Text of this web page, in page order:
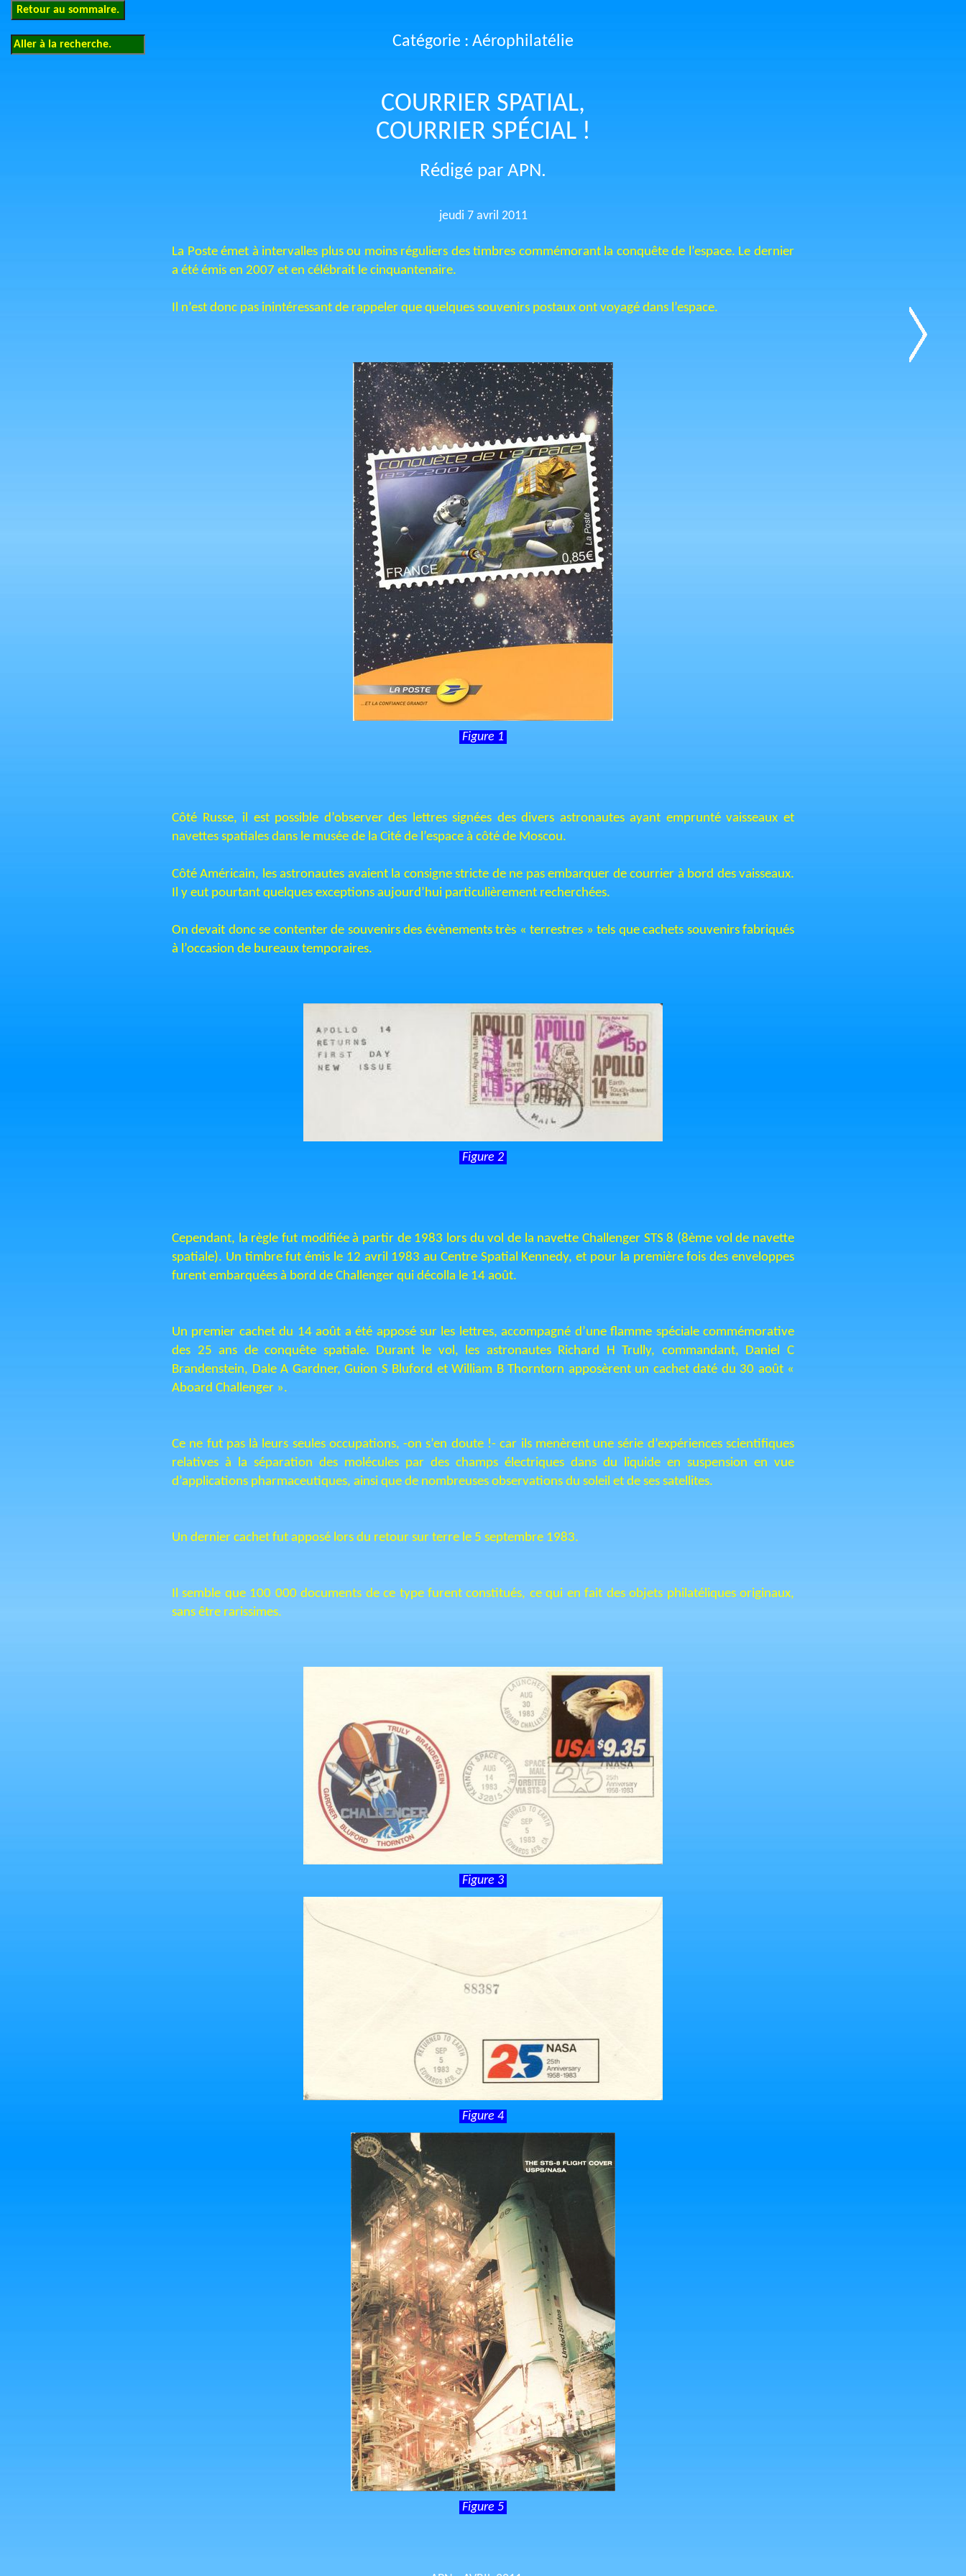
Catégorie : Aérophilatélie
COURRIER SPATIAL,
COURRIER SPÉCIAL !
Rédigé par APN.
jeudi 7 avril 2011
La Poste émet à intervalles plus ou moins réguliers des timbres commémorant la conquête de l’espace. Le dernier
a été émis en 2007 et en célébrait le cinquantenaire.
Il n’est donc pas inintéressant de rappeler que quelques souvenirs postaux ont voyagé dans l’espace.
Figure 1
Côté Russe, il est possible d’observer des lettres signées des divers astronautes ayant emprunté vaisseaux et
navettes spatiales dans le musée de la Cité de l’espace à côté de Moscou.
Côté Américain, les astronautes avaient la consigne stricte de ne pas embarquer de courrier à bord des vaisseaux.
Il y eut pourtant quelques exceptions aujourd’hui particulièrement recherchées.
On devait donc se contenter de souvenirs des évènements très « terrestres » tels que cachets souvenirs fabriqués
à l’occasion de bureaux temporaires.
Figure 2
Cependant, la règle fut modifiée à partir de 1983 lors du vol de la navette Challenger STS 8 (8ème vol de navette
spatiale). Un timbre fut émis le 12 avril 1983 au Centre Spatial Kennedy, et pour la première fois des enveloppes
furent embarquées à bord de Challenger qui décolla le 14 août.
Un premier cachet du 14 août a été apposé sur les lettres, accompagné d’une flamme spéciale commémorative
des 25 ans de conquête spatiale. Durant le vol, les astronautes Richard H Trully, commandant, Daniel C
Brandenstein, Dale A Gardner, Guion S Bluford et William B Thorntorn apposèrent un cachet daté du 30 août «
Aboard Challenger ».
Ce ne fut pas là leurs seules occupations, -on s’en doute !- car ils menèrent une série d’expériences scientifiques
relatives à la séparation des molécules par des champs électriques dans du liquide en suspension en vue
d’applications pharmaceutiques, ainsi que de nombreuses observations du soleil et de ses satellites.
Un dernier cachet fut apposé lors du retour sur terre le 5 septembre 1983.
Il semble que 100 000 documents de ce type furent constitués, ce qui en fait des objets philatéliques originaux,
sans être rarissimes.
Figure 3
Figure 4
Figure 5